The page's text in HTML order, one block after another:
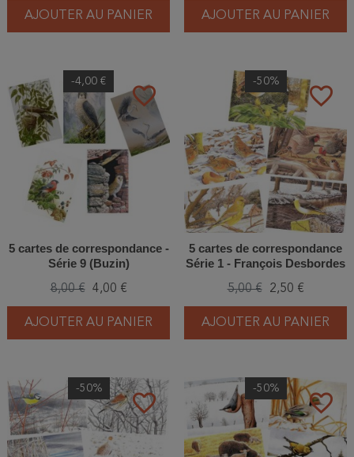
AJOUTER AU PANIER AJOUTER AU PANIER
favorite_border
-4,00 €
5 cartes de correspondance -
Série 9 (Buzin)
8,00 € 4,00 €
AJOUTER AU PANIER
favorite_border
-50%
5 cartes de correspondance
Série 1 - François Desbordes
5,00 € 2,50 €
AJOUTER AU PANIER
favorite_border
-50%
favorite_border
-50%